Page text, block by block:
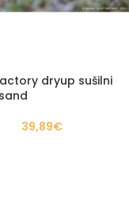
dryup sušilni
39,89€